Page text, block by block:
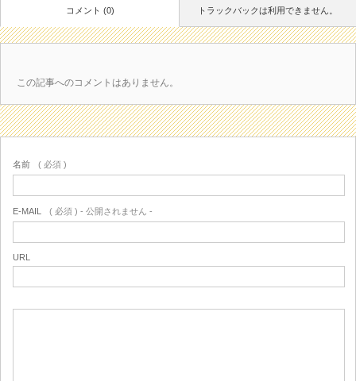
トラックバックは利用できません。
コメント (0)
この記事へのコメントはありません。
名前 ( 必須 )
E-MAIL ( 必須 ) - 公開されません -
URL